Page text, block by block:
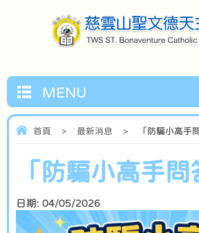
MENU
首頁 > 最新消息 > 「防騙小高手
「防騙小高手問
日期: 04/05/2026